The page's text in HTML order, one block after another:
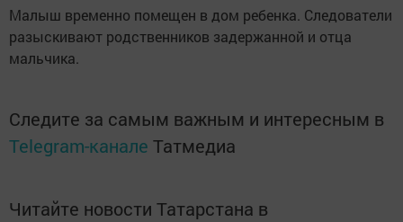
Малыш временно помещен в дом ребенка. Следователи
разыскивают родственников задержанной и отца
мальчика.
Следите за самым важным и интересным в
Telegram-канале Татмедиа
Читайте новости Татарстана в